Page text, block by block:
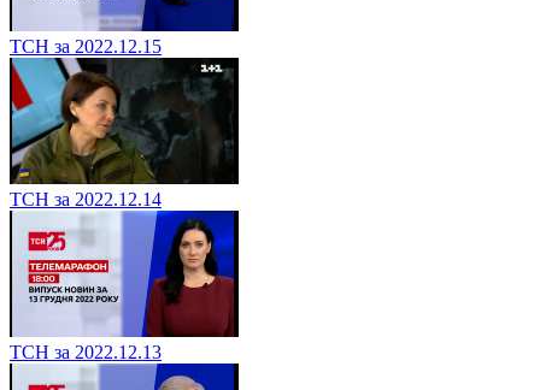
ТСН за 2022.12.15
ТСН за 2022.12.14
ТСН за 2022.12.13